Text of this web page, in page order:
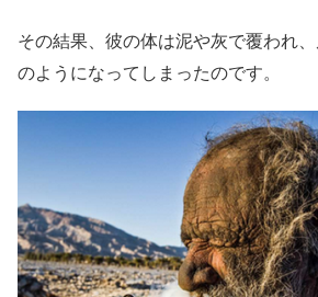
その結果、彼の体は泥や灰で覆われ
のようになってしまったのです。